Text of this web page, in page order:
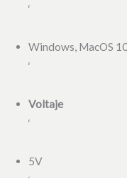
‘
Windows, MacOS
‘
Voltaje
‘
5V